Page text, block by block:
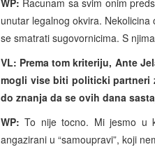
WP: Racunam sa svim onim
unutar legalnog okvira.
se smatrati sugovornicima. S
VL: Prema tom kriteriju, Ante
mogli vise biti politicki partneri
do znanja da se ovih dana
WP: To nije tocno. Mi jesmo u
angazirani u “samoupravi”, koji